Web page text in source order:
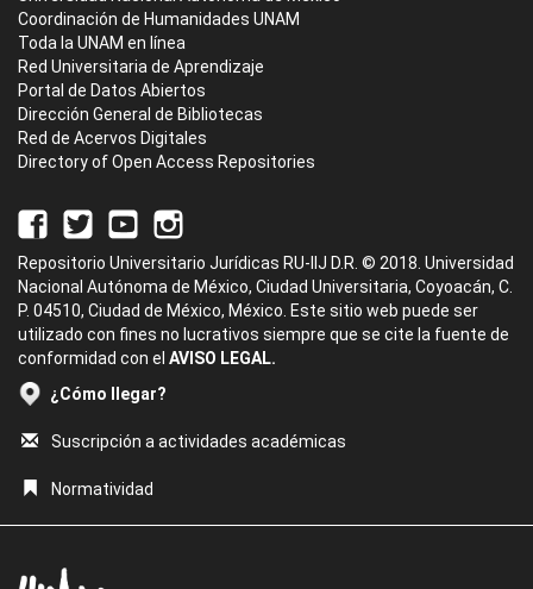
Coordinación de Humanidades UNAM
Toda la UNAM en línea
Red Universitaria de Aprendizaje
Portal de Datos Abiertos
Dirección General de Bibliotecas
Red de Acervos Digitales
Directory of Open Access Repositories
Repositorio Universitario Jurídicas RU-IIJ D.R. © 2018. Universidad
Nacional Autónoma de México, Ciudad Universitaria, Coyoacán, C.
P. 04510, Ciudad de México, México. Este sitio web puede ser
utilizado con fines no lucrativos siempre que se cite la fuente de
conformidad con el AVISO LEGAL.
¿Cómo llegar?
Suscripción a actividades académicas
Normatividad